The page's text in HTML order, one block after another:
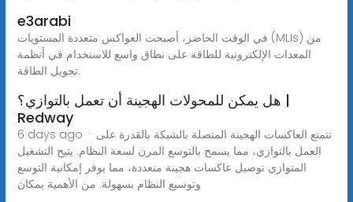
e3arabi
في الوقت الحاضر، أصبحت العواكس متعددة المستويات (MLIs) من
المعدات الإلكترونية للطاقة على نطاق واسع للاستخدام في أنظمة
تحويل الطاقة.
هل يمكن للمحولات الهجينة أن تعمل بالتوازي؟ |
Redway
6 days ago · تتمتع العاكسات الهجينة المتصلة بالشبكة بالقدرة على
العمل بالتوازي، مما يسمح بالتوسع المرن لسعة النظام. يتيح التشغيل
المتوازي توصيل عاكسات هجينة متعددة، مما يوفر إمكانية التوسع
وتوسيع النظام بسهولة. من الأهمية بمكان